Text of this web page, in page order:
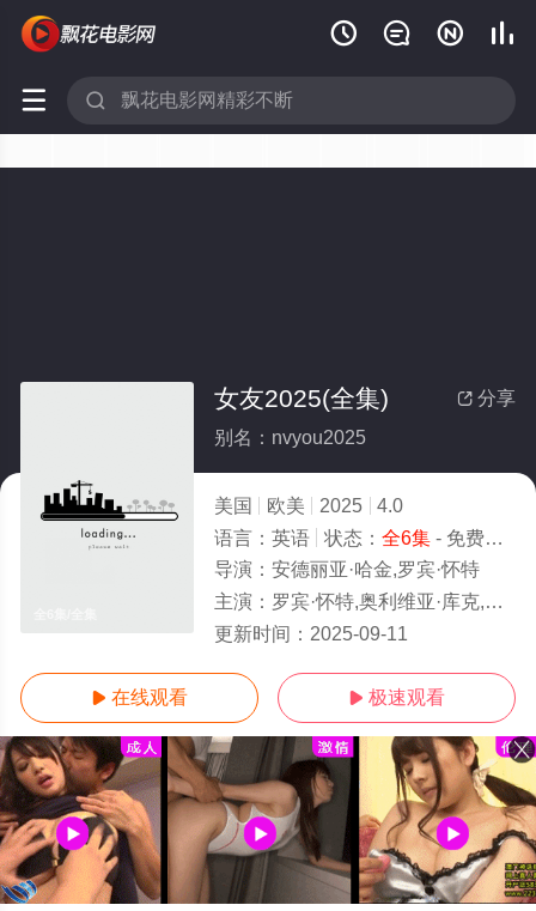
   
 
 分享
女友2025(全集)
别名：nvyou2025
美国 欧美 2025
4.0
语言： 英语 状态： 全6集- 免费在线观看
导演： 安德丽亚·哈金,罗宾·怀特
主演： 罗宾·怀特,奥利维亚·库克,劳里·戴维森,瓦利德·祖伊特,弗朗西斯卡·科尼,西蒙·米考
更新时间： 2025-09-11
 在线观看  极速观看